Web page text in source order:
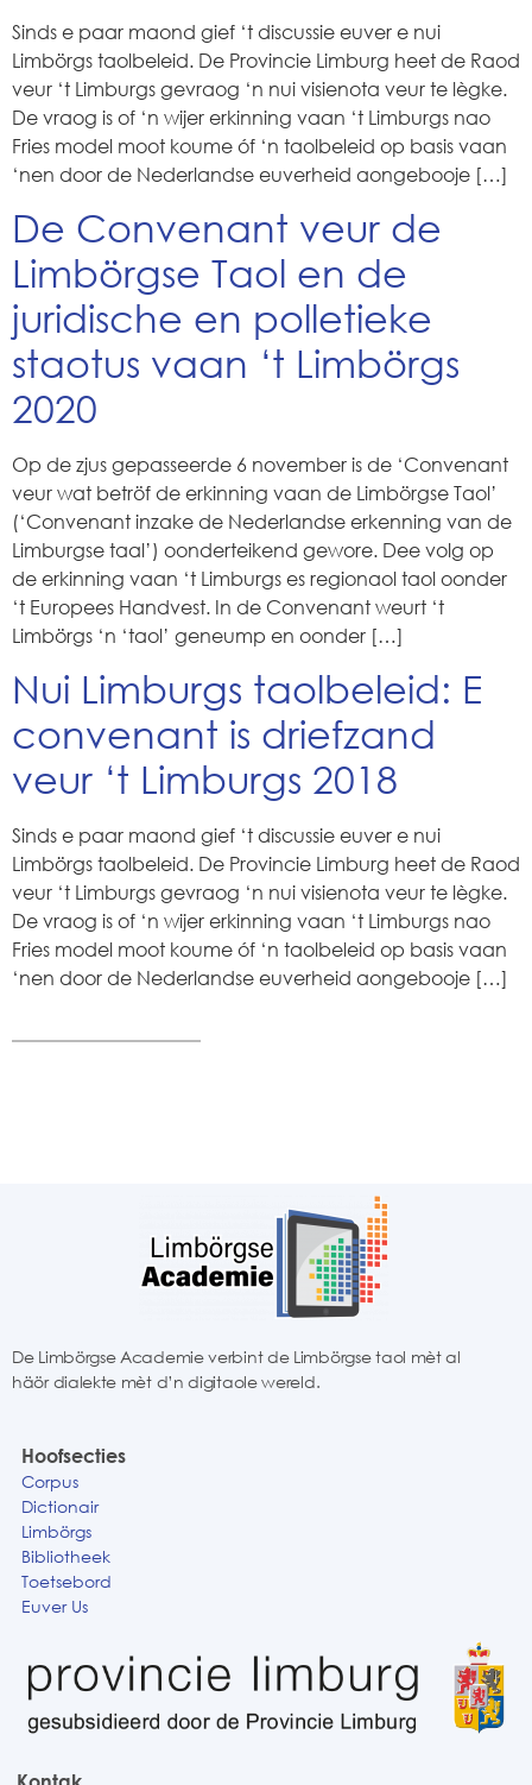
Sinds e paar maond gief ‘t discussie euver e nui
Limbörgs taolbeleid. De Provincie Limburg heet de Raod
veur ‘t Limburgs gevraog ‘n nui visienota veur te lègke.
De vraog is of ‘n wijer erkinning vaan ‘t Limburgs nao
Fries model moot koume óf ‘n taolbeleid op basis vaan
‘nen door de Nederlandse euverheid aongebooje […]
De Convenant veur de
Limbörgse Taol en de
juridische en polletieke
staotus vaan ‘t Limbörgs
2020
Op de zjus gepasseerde 6 november is de ‘Convenant
veur wat betröf de erkinning vaan de Limbörgse Taol’
(‘Convenant inzake de Nederlandse erkenning van de
Limburgse taal’) oonderteikend gewore. Dee volg op
de erkinning vaan ‘t Limburgs es regionaol taol oonder
‘t Europees Handvest. In de Convenant weurt ‘t
Limbörgs ‘n ‘taol’ geneump en oonder […]
Nui Limburgs taolbeleid: E
convenant is driefzand
veur ‘t Limburgs 2018
Sinds e paar maond gief ‘t discussie euver e nui
Limbörgs taolbeleid. De Provincie Limburg heet de Raod
veur ‘t Limburgs gevraog ‘n nui visienota veur te lègke.
De vraog is of ‘n wijer erkinning vaan ‘t Limburgs nao
Fries model moot koume óf ‘n taolbeleid op basis vaan
‘nen door de Nederlandse euverheid aongebooje […]
De Limbörgse Academie verbint de Limbörgse taol mèt al
häör dialekte mèt d’n digitaole wereld.
Hoofsecties
Corpus
Dictionair
Limbörgs
Bibliotheek
Toetsebord
Euver Us